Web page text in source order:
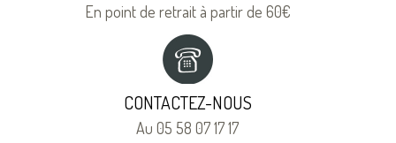
En point de retrait à partir de 60€
CONTACTEZ-NOUS
Au 05 58 07 17 17